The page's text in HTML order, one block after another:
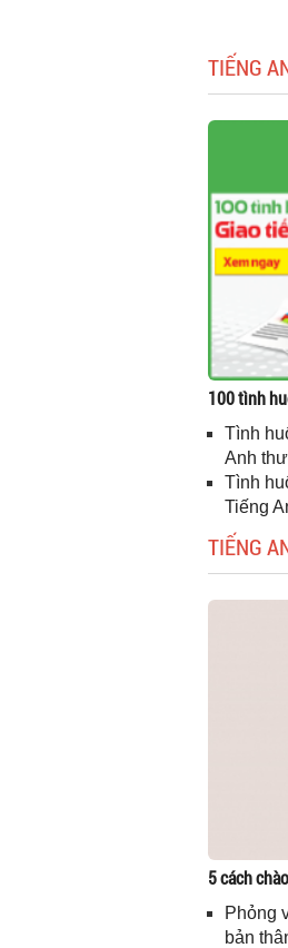
TIẾNG
100 tình
Tình
Anh
Tình
Tiếng
TIẾNG
5 cách
Phỏng
bản